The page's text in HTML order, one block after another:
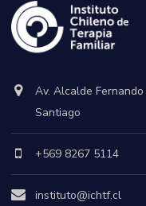
Av. Alcalde
Santiago
+569 8267 5114
instituto@ichtf.cl